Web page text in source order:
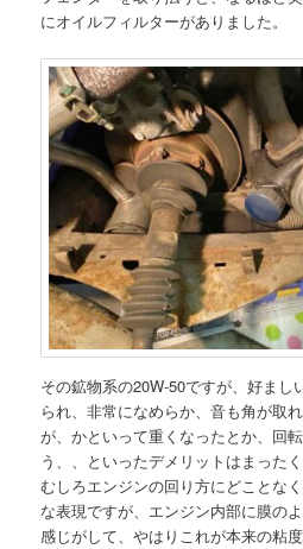
にオイルフィルターがありました。
その鉱物系の20W-50ですが、好まし
られ、非常になめらか、音も角が取
が、かといって重くなったとか、回
う、、といったデメリットはまったく
むしろエンジンの回り方にどことな
な表現ですが、エンジン内部に膜の
感じがして、やはりこれが本来の粘